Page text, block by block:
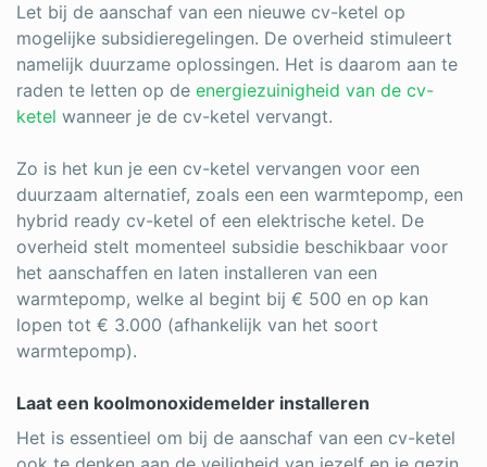
Let bij de aanschaf van een nieuwe cv-ketel op
mogelijke subsidieregelingen. De overheid stimuleert
namelijk duurzame oplossingen. Het is daarom aan te
raden te letten op de energiezuinigheid van de cv-
ketel wanneer je de cv-ketel vervangt.
Zo is het kun je een cv-ketel vervangen voor een
duurzaam alternatief, zoals een een warmtepomp, een
hybrid ready cv-ketel of een elektrische ketel. De
overheid stelt momenteel subsidie beschikbaar voor
het aanschaffen en laten installeren van een
warmtepomp, welke al begint bij € 500 en op kan
lopen tot € 3.000 (afhankelijk van het soort
warmtepomp).
Laat een koolmonoxidemelder installeren
Het is essentieel om bij de aanschaf van een cv-ketel